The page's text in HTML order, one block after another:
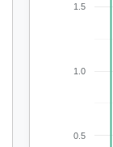
0.5
1.0
1.5